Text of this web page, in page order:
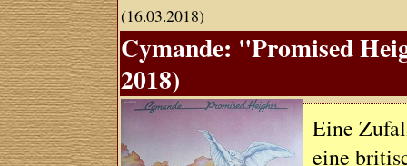
(16.03.2018)
Cymande: "Promised
2018)
Eine
eine